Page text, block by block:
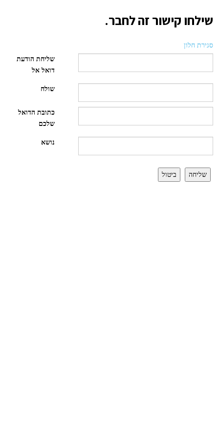
שילחו קישור זה לחבר.
סגירת חלון
שליחת הודעת
דואל אל
שולח
כתובת הדואל
שלכם
נושא
שליחה ביטול